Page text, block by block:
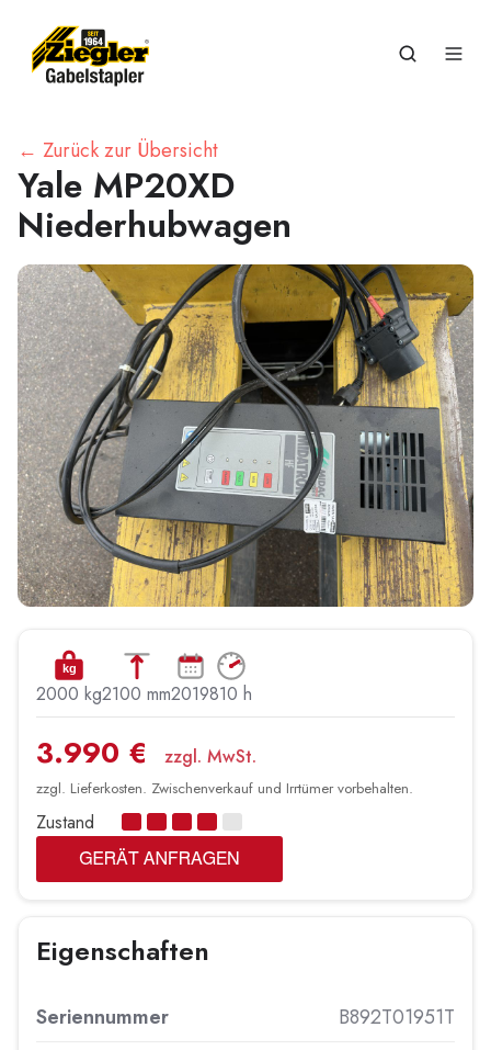
← Zurück zur Übersicht
Yale MP20XD
Niederhubwagen
kg
2000 kg2100 mm2019810 h
3.990 € zzgl. MwSt.
zzgl. Lieferkosten. Zwischenverkauf und Irrtümer vorbehalten.
Zustand
Eigenschaften
Seriennummer
B892T01951T